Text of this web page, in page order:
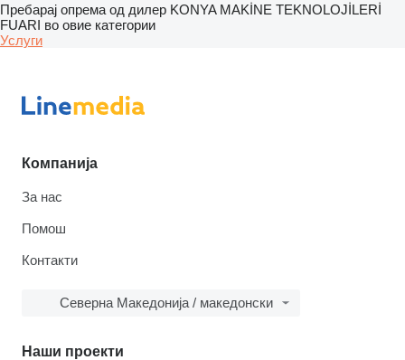
Пребарај опрема од дилер KONYA MAKİNE TEKNOLOJİLERİ
FUARI во овие категории
Услуги
Компанија
За нас
Помош
Контакти
Северна Македонија / македонски
Наши проекти